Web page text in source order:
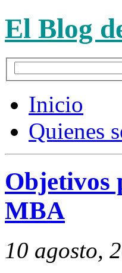
El Blog
Inicio
Quienes
Objetivos
MBA
10 agosto,